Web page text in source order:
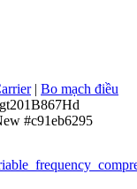
| Bo mạch điều
#c91eb6295